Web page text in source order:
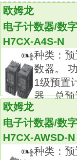
〈基本功能〉
进深59mm（端
身H7CX-AD-N
字符高度12mm
实现了高度可视
字符颜色（第1
色/橙色）之间切
〈安全/可靠〉
新配备“设定值
周期：一星期。
输出数：2通道
安装方式：表面
欧姆龙
电子计数器/数字
H7CX-A4S-N
种类：
数器。
1级预置
器、总
欧姆龙
电子计数器/数字
H7CX-AWSD-N
种类：